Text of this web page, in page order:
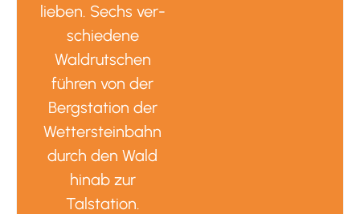
lieben. Sechs ver-
schiedene
Waldrutschen
führen von der
Bergstation der
Wettersteinbahn
durch den Wald
hinab zur
Talstation.